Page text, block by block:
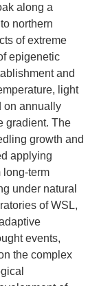
along a
northern
of extreme
epigenetic
and
light
on annually
gradient. The
growth and
applying
long-term
under natural
of WSL,
events,
the complex